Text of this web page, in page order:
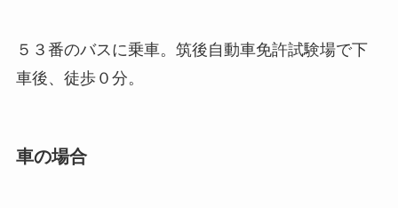
５３番のバスに乗車。筑後自動車免許試験場で下
車後、徒歩０分。
車の場合